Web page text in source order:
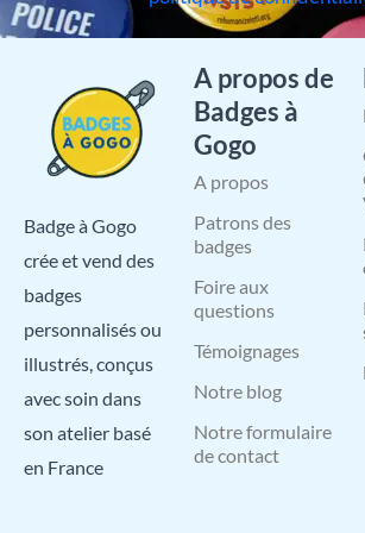
Badge à Gogo
crée et vend des
badges
personnalisés ou
illustrés, conçus
avec soin dans
son atelier basé
en France
A propos de
Badges à
Gogo
A propos
Patrons des
badges
Foire aux
questions
Témoignages
Notre blog
Notre formulaire
de contact